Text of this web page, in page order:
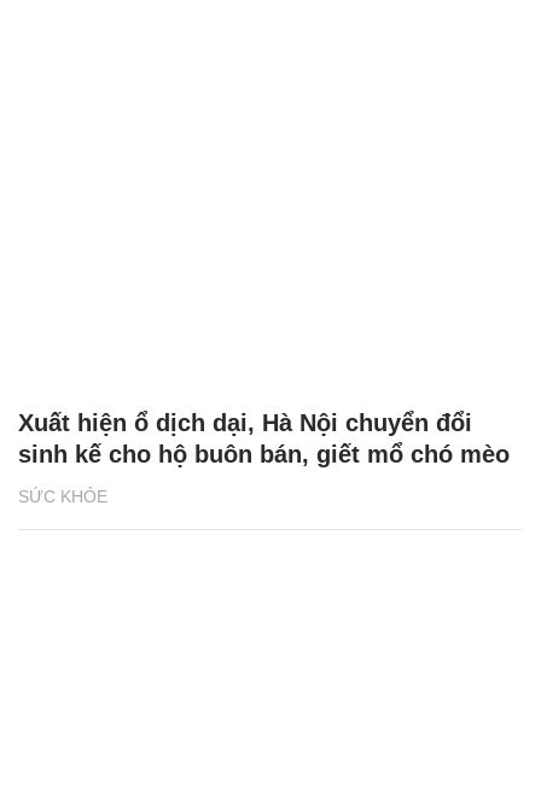
SỨC KHỎE
Xuất hiện ổ dịch dại, Hà Nội chuyển đổi
sinh kế cho hộ buôn bán, giết mổ chó mèo